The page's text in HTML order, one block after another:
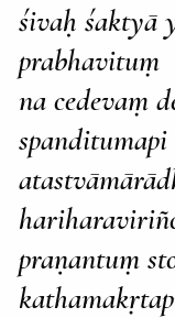
śivaḥ śaktyā
prabhavituṃ
na cedevaṃ
spanditumapi
praṇantuṃ